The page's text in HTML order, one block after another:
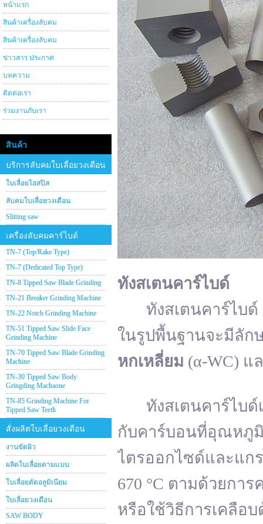
หน้าแรก
สินค้าเครื่องลับคม
สินค้าเครื่องลับคม
ข่าวสาร ประกาศ
บทความ
ติดต่อเรา
ร่วมงานกับเรา
สินค้า
บริการลับคมใบเลื่อยวงเดือน
ใบเลื่อยไฮสปีส
ลับคมใบเลื่อยวงเดือน
Slitting saw
เครื่องลับคมคาร์ไบด์
TN-7 (Top/Rake Type)
TN-7 (Dedicated Top Type)
TN-8 Tipped Saw Blade Grinding
TN-21 Breaker Grinding Machine
TN-22 Notch Grinding Machine
TN-51 Tipped Saw Slide Face
Grinding Machine
TN-70 Tipped Saw Blade Grinding
Machine
TN-30 Tipped Saw Body
Gringding Machaone
TN-85 Grinding Machine For
Tipped Saw Teeth
สั่งผลิตใบเลื่อยวงเดือน
งานขัดผิว
ผลิตใบเลื่อยตามแบบ
ใบเลื่อยตัดอลูมิเนียม
ใบเลื่อยวงเดือน
SAW BODY
ทังสเตนคาร์ไบด์
ทังสเตนคาร์ไบด์ (
ในรูปพื้นฐานจะมีลัก
หกเหลี่ยม (α-WC) แ
ทังสเตนคาร์ไบด์เ
กับคาร์บอนที่อุณหภูมิ
ไตรออกไซด์และแก
670 °C ตามด้วยกา
หรือใช้วิธีการเคลือบ